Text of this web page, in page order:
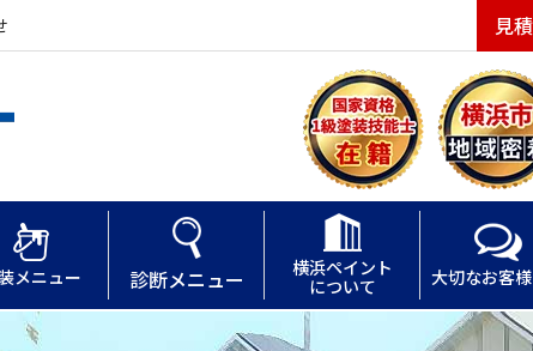
見
メニュー 診断メニュー
横浜ペイント
について
大切なお客